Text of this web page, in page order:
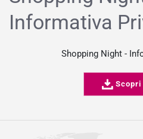
Informativa
Shopping Night -
Scopri